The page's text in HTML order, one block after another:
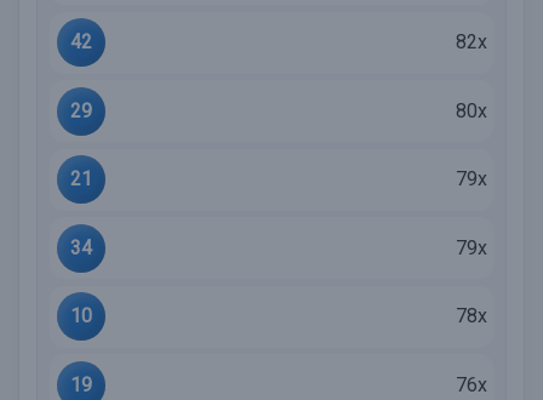
42 82x
29 80x
21 79x
34 79x
10 78x
19 76x